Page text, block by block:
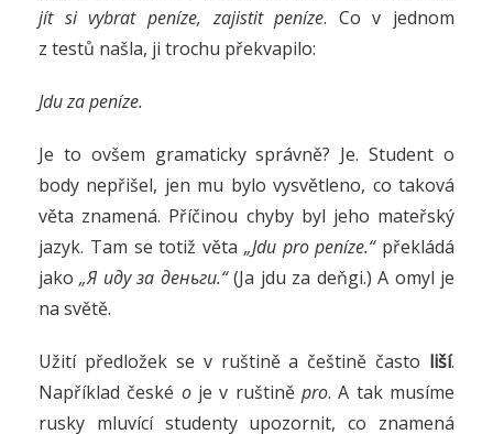
jít si vybrat peníze, zajistit peníze. Co v jednom
z testů našla, ji trochu překvapilo:
Jdu za peníze.
Je to ovšem gramaticky správně? Je. Student o
body nepřišel, jen mu bylo vysvětleno, co taková
věta znamená. Příčinou chyby byl jeho mateřský
jazyk. Tam se totiž věta „Jdu pro peníze.“překládá
jako„Я иду за деньги.“(Ja jdu za deňgi.) A omyl je
na světě.
Užití předložek se v ruštině a češtině často liší.
Například české oje v ruštiněpro. A tak musíme
rusky mluvící studenty upozornit, co znamená